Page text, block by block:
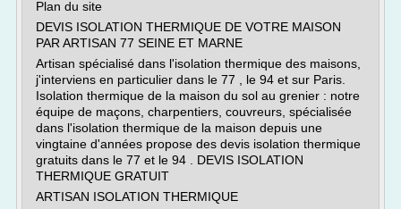
Plan du site
DEVIS ISOLATION THERMIQUE DE VOTRE MAISON
PAR ARTISAN 77 SEINE ET MARNE
Artisan spécialisé dans l'isolation thermique des maisons,
j'interviens en particulier dans le 77 , le 94 et sur Paris.
Isolation thermique de la maison du sol au grenier : notre
équipe de maçons, charpentiers, couvreurs, spécialisée
dans l'isolation thermique de la maison depuis une
vingtaine d'années propose des devis isolation thermique
gratuits dans le 77 et le 94 . DEVIS ISOLATION
THERMIQUE GRATUIT
ARTISAN ISOLATION THERMIQUE